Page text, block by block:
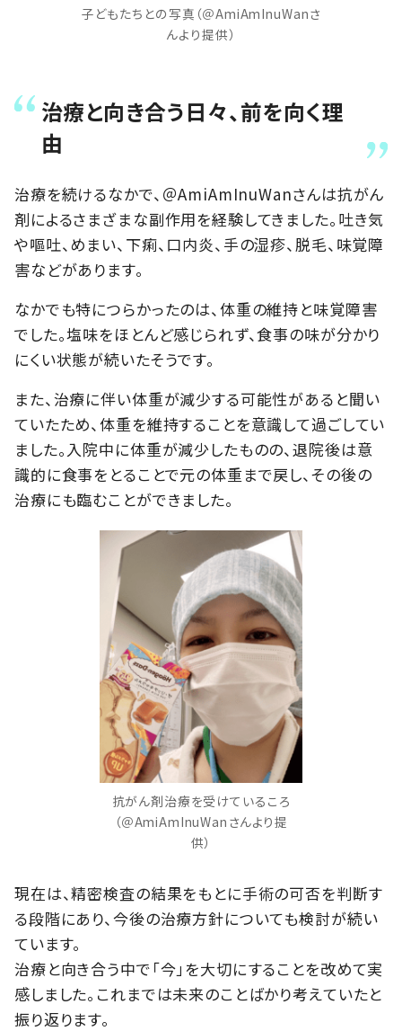
子どもたちとの写真（＠AmiAmInuWanさ
んより提供）
治療と向き合う日々、前を向く理
由
治療を続けるなかで、＠AmiAmInuWanさんは抗がん
剤によるさまざまな副作用を経験してきました。吐き気
や嘔吐、めまい、下痢、口内炎、手の湿疹、脱毛、味覚障
害などがあります。
なかでも特につらかったのは、体重の維持と味覚障害
でした。塩味をほとんど感じられず、食事の味が分かり
にくい状態が続いたそうです。
また、治療に伴い体重が減少する可能性があると聞い
ていたため、体重を維持することを意識して過ごしてい
ました。入院中に体重が減少したものの、退院後は意
識的に食事をとることで元の体重まで戻し、その後の
治療にも臨むことができました。
抗がん剤治療を受けているころ
（＠AmiAmInuWanさんより提
供）
現在は、精密検査の結果をもとに手術の可否を判断す
る段階にあり、今後の治療方針についても検討が続い
ています。
治療と向き合う中で「今」を大切にすることを改めて実
感しました。これまでは未来のことばかり考えていたと
振り返ります。